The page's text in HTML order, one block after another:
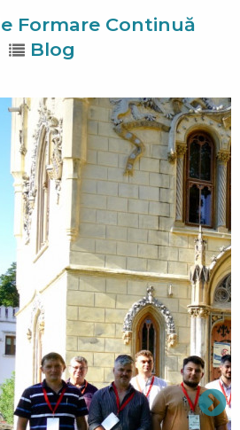
Formare Continuă
Blog